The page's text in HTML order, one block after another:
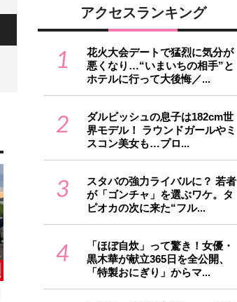
アクセスランキング
1
花火大会デートで猛烈に気分が
悪くなり…“いまいちの相手”と
ホテルに行って大後悔／...
2
ダルビッシュの息子は182cm世
界モデル！ ラウンドガールやミ
スコン美女も…プロ...
3
スタバの強力ライバルに？ 若者
が「ゴンチャ」を選ぶワケ。タ
ピオカの次に来た“フル...
4
「ほぼ自炊」って驚き！女優・
黒木華が献立365日を全公開、
「特製おにぎり」からマ...